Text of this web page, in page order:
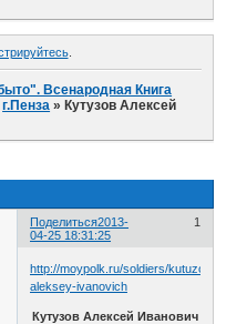
.
Всенародная Книга
г.Пенза » Кутузов Алексей
Поделиться 1
2013-
04-25 18:31:25
http://moypolk.ru/soldiers/kutuzov-
aleksey-ivanovich
Кутузов Алексей Иванович